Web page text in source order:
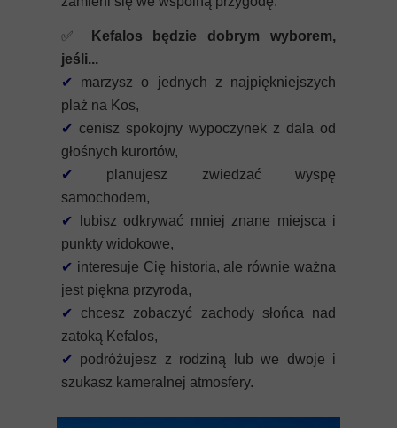
✅
Kefalos będzie dobrym wyborem,
jeśli...
✔ marzysz o jednych z najpiękniejszych
plaż na Kos,
✔ cenisz spokojny wypoczynek z dala od
głośnych kurortów,
✔ planujesz zwiedzać wyspę
samochodem,
✔ lubisz odkrywać mniej znane miejsca i
punkty widokowe,
✔ interesuje Cię historia, ale równie ważna
jest piękna przyroda,
✔ chcesz zobaczyć zachody słońca nad
zatoką Kefalos,
✔ podróżujesz z rodziną lub we dwoje i
szukasz kameralnej atmosfery.